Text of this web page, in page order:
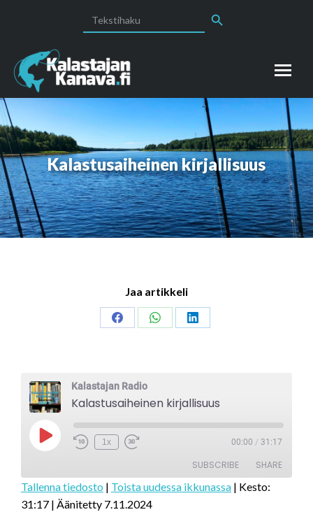
for:
Kalastusaiheinen kirjallisuus
Jaa artikkeli
Share
Share
Share
Kalastajan Radio
Kalastusaiheinen kirjallisuus
Play
Episode
1x 00:00 / 31:17
SUBSCRIBE SHARE
SHARE
Tallenna tiedosto | Toista uudessa ikkunassa | Kesto:
31:17 | Äänitetty 7.11.2024